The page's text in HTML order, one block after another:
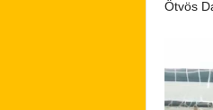
Ötvös